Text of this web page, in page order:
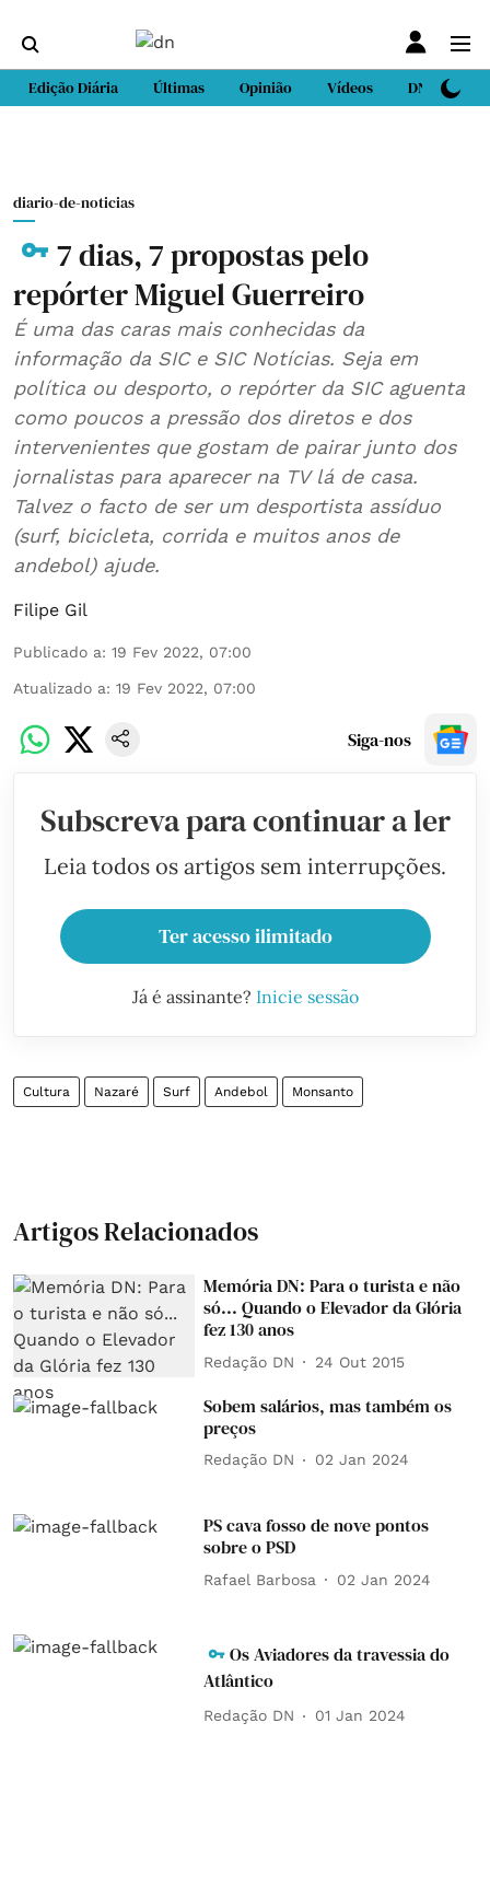
Edição Diária Últimas Opinião Vídeos DN Sport
diario-de-noticias
7 dias, 7 propostas pelo
repórter Miguel Guerreiro
É uma das caras mais conhecidas da
informação da SIC e SIC Notícias. Seja em
política ou desporto, o repórter da SIC aguenta
como poucos a pressão dos diretos e dos
intervenientes que gostam de pairar junto dos
jornalistas para aparecer na TV lá de casa.
Talvez o facto de ser um desportista assíduo
(surf, bicicleta, corrida e muitos anos de
andebol) ajude.
Filipe Gil
Publicado a: 19 Fev 2022, 07:00
Atualizado a: 19 Fev 2022, 07:00
Siga-nos
Subscreva para continuar a ler
Leia todos os artigos sem interrupções.
Ter acesso ilimitado
Já é assinante? Inicie sessão
Cultura Nazaré Surf Andebol Monsanto
Artigos Relacionados
Memória DN: Para o turista e não
só... Quando o Elevador da Glória
fez 130 anos
Redação DN 24 Out 2015
Sobem salários, mas também os
preços
Redação DN 02 Jan 2024
PS cava fosso de nove pontos
sobre o PSD
Rafael Barbosa 02 Jan 2024
Os Aviadores da travessia do
Atlântico
Redação DN 01 Jan 2024